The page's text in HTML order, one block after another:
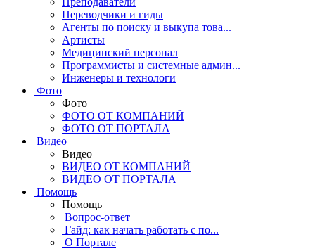
Переводчики и гиды
Агенты по поиску и выкупа това...
Артисты
Медицинский персонал
Программисты и системные админ...
Инженеры и технологи
Фото
Фото
ФОТО ОТ КОМПАНИЙ
ФОТО ОТ ПОРТАЛА
Видео
Видео
ВИДЕО ОТ КОМПАНИЙ
ВИДЕО ОТ ПОРТАЛА
Помощь
Помощь
Вопрос-ответ
Гайд: как начать работать с по...
О Портале